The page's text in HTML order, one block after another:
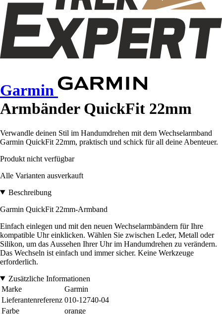
Garmin
Armbänder QuickFit 22mm
Verwandle deinen Stil im Handumdrehen mit dem Wechselarmband
Garmin QuickFit 22mm, praktisch und schick für all deine Abenteuer.
Produkt nicht verfügbar
Alle Varianten ausverkauft
Beschreibung
Garmin QuickFit 22mm-Armband
Einfach einlegen und mit den neuen Wechselarmbändern für Ihre
kompatible Uhr einklicken. Wählen Sie zwischen Leder, Metall oder
Silikon, um das Aussehen Ihrer Uhr im Handumdrehen zu verändern.
Das Wechseln ist einfach und immer sicher. Keine Werkzeuge
erforderlich.
Zusätzliche Informationen
Marke
Garmin
Lieferantenreferenz 010-12740-04
Farbe
orange